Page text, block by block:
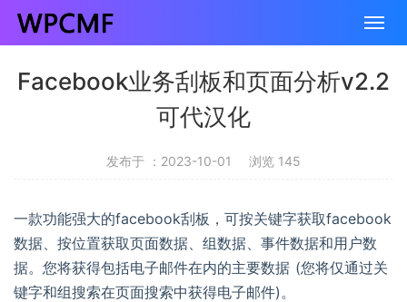
Facebook业务刮板和页面分析v2.2
可代汉化
发布于 ：2023-10-01 浏览 145
一款功能强大的facebook刮板，可按关键字获取facebook
数据、按位置获取页面数据、组数据、事件数据和用户数
据。您将获得包括电子邮件在内的主要数据 (您将仅通过关
键字和组搜索在页面搜索中获得电子邮件)。